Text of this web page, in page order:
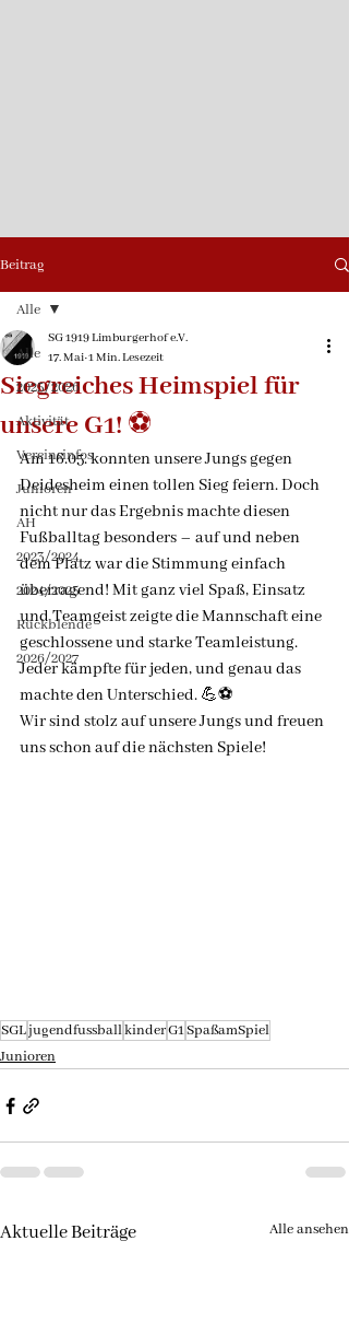
Beitrag
Alle
2025/2026
Aktivität
Vereinsinfos
Junioren
AH
2023/2024
2024/2025
Rückblende
2026/2027
Alle
Siegreiches Heimspiel für
unsere G1! ⚽️
SG 1919 Limburgerhof e.V.
17. Mai 1 Min. Lesezeit
Am 16.05. konnten unsere Jungs gegen
Deidesheim einen tollen Sieg feiern. Doch
nicht nur das Ergebnis machte diesen
Fußballtag besonders – auf und neben
dem Platz war die Stimmung einfach
überragend! Mit ganz viel Spaß, Einsatz
und Teamgeist zeigte die Mannschaft eine
geschlossene und starke Teamleistung.
Jeder kämpfte für jeden, und genau das
machte den Unterschied. 💪⚽️
Wir sind stolz auf unsere Jungs und freuen
uns schon auf die nächsten Spiele!
SGLjugendfussballkinderG1SpaßamSpiel
Junioren
Aktuelle Beiträge Alle ansehen